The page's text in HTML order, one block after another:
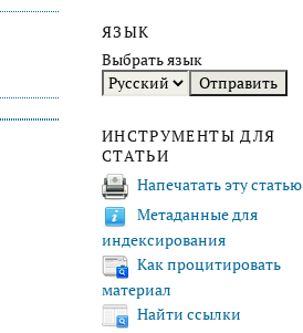
ЯЗЫК
Выбрать язык
ИНСТРУМЕНТЫ ДЛЯ
СТАТЬИ
Напечатать эту статью
Метаданные для
индексирования
Как процитировать
материал
Найти ссылки